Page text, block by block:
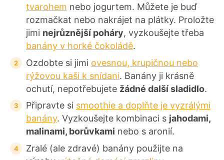
tvarohem nebo jogurtem. Můžete je buď
rozmačkat nebo nakrájet na plátky. Proložte
jimi nejrůznější poháry, vyzkoušejte třeba
banány v horké čokoládě.
Ozdobte si jimi ovesnou, krupičnou nebo
rýžovou kaši k snídani. Banány ji krásně
ochutí, nepotřebujete žádné další sladidlo.
Připravte si smoothie a doplňte je vyzrálými
banány. Vyzkoušejte kombinaci s jahodami,
malinami, borůvkami nebo s aronií.
Zralé (ale zdravé) banány použijte na